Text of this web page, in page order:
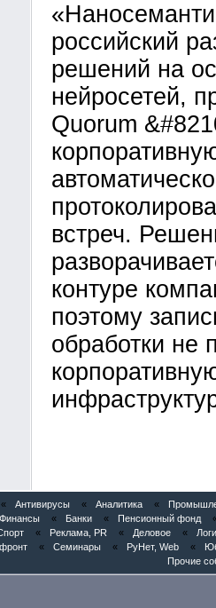
российский
решений на
нейросетей,
Quorum
встреч.
контуре
поэтому
обработки не
« Антивирусы « Аналитика «
Финансы « Банки « Пенсионный фонд
« Реклама, PR « Деловое «
« Семинары « РуНет, Web «
Прочие